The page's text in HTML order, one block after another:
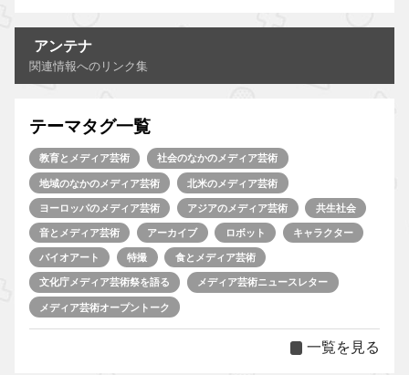
アンテナ
関連情報へのリンク集
テーマタグ一覧
教育とメディア芸術 社会のなかのメディア芸術
地域のなかのメディア芸術 北米のメディア芸術
ヨーロッパのメディア芸術 アジアのメディア芸術 共生社会
音とメディア芸術 アーカイブ ロボット キャラクター
バイオアート 特撮 食とメディア芸術
文化庁メディア芸術祭を語る メディア芸術ニュースレター
メディア芸術オープントーク
一覧を見る